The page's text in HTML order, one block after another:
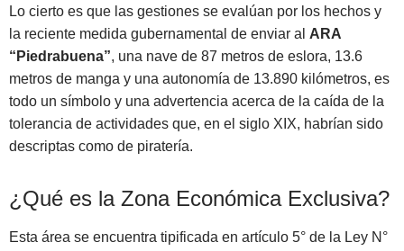
Lo cierto es que las gestiones se evalúan por los hechos y
la reciente medida gubernamental de enviar al ARA
“Piedrabuena”, una nave de 87 metros de eslora, 13.6
metros de manga y una autonomía de 13.890 kilómetros, es
todo un símbolo y una advertencia acerca de la caída de la
tolerancia de actividades que, en el siglo XIX, habrían sido
descriptas como de piratería.
¿Qué es la Zona Económica Exclusiva?
Esta área se encuentra tipificada en artículo 5° de la Ley N°